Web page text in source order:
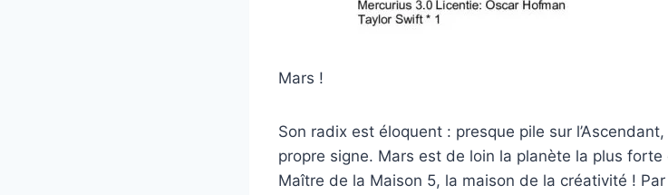
Mars !
Son radix est éloquent : presque pile sur
propre signe. Mars est de loin la planète la plus forte
Maître de la Maison 5, la maison de la créativité !